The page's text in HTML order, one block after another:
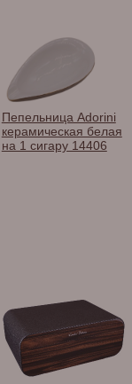
Пепельница Adorini
керамическая белая
на 1 сигару 14406